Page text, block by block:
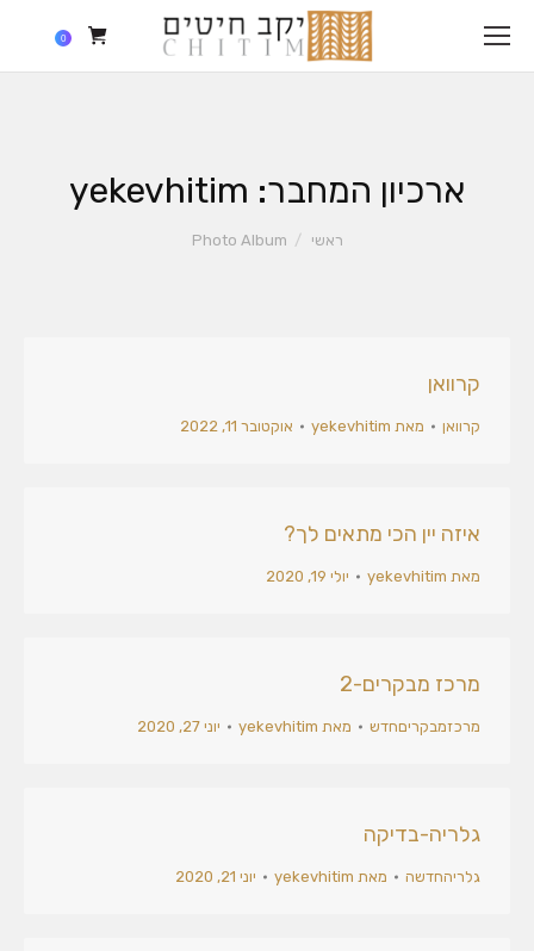
0
ארכיון המחבר: yekevhitim
ראשי Photo Album
קרוואן
קרוואן מאת yekevhitim אוקטובר 11, 2022
איזה יין הכי מתאים לך?
מאת yekevhitim יולי 19, 2020
מרכז מבקרים-2
מרכזמבקריםחדש מאת yekevhitim יוני 27, 2020
גלריה-בדיקה
גלריהחדשה מאת yekevhitim יוני 21, 2020